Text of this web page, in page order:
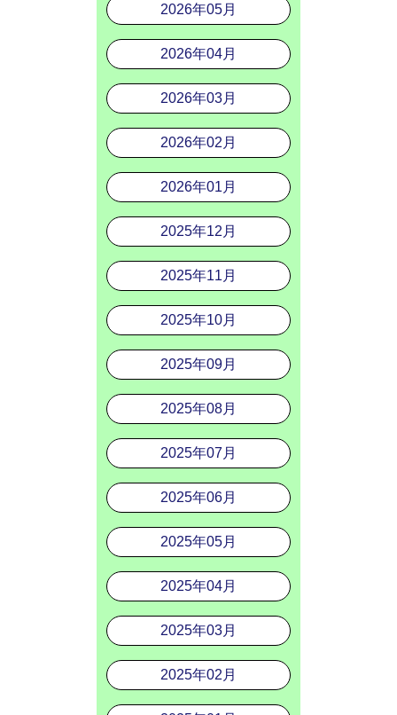
2026年05月
2026年04月
2026年03月
2026年02月
2026年01月
2025年12月
2025年11月
2025年10月
2025年09月
2025年08月
2025年07月
2025年06月
2025年05月
2025年04月
2025年03月
2025年02月